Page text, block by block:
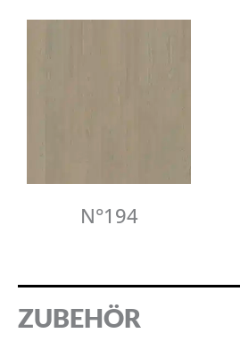
N°194
ZUBEHÖR